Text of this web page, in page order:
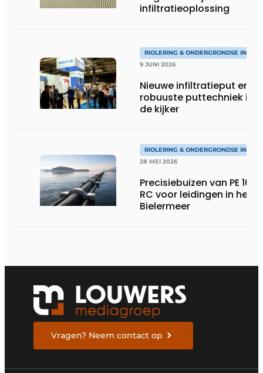
infiltratieoplossing
RIOLERING & ONDERGRONDSE INFRA
9 JUNI 2026
Nieuwe infiltratieput en
robuuste puttechniek in
de kijker
RIOLERING & ONDERGRONDSE INFRA
28 MEI 2026
Precisiebuizen van PE 100-
RC voor leidingen in het
Bielermeer
Vragen? Neem contact op